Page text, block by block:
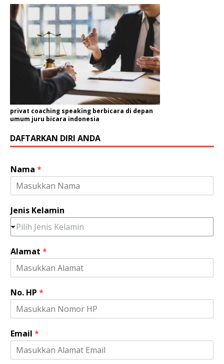
privat coaching speaking berbicara di depan
umum juru bicara indonesia
DAFTARKAN DIRI ANDA
Nama *
Jenis Kelamin
Pilih Jenis Kelamin
Alamat *
N
o
A
a
m
a
No. HP *
Email *